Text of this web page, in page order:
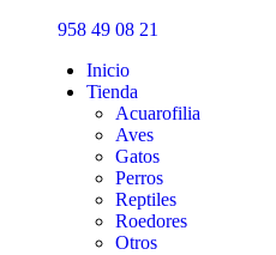
958 49 08 21
Inicio
Tienda
Acuarofilia
Aves
Gatos
Perros
Reptiles
Roedores
Otros
Inicio